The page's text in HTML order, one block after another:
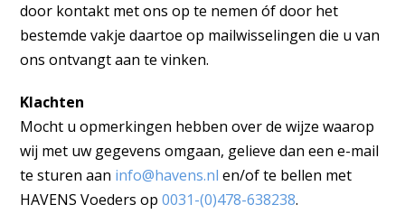
door kontakt met ons op te nemen óf door het
bestemde vakje daartoe op mailwisselingen die u van
ons ontvangt aan te vinken.
Klachten
Mocht u opmerkingen hebben over de wijze waarop
wij met uw gegevens omgaan, gelieve dan een e-mail
te sturen aan info@havens.nl en/of te bellen met
HAVENS Voeders op0031-(0)478-638238.